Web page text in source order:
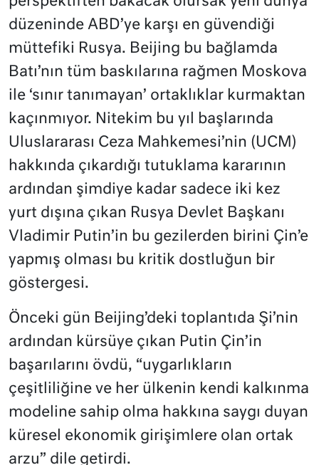
düzeninde ABD’ye karşı en güvendiği
müttefiki Rusya. Beijing bu bağlamda
Batı’nın tüm baskılarına rağmen Moskova
ile ‘sınır tanımayan’ ortaklıklar kurmaktan
kaçınmıyor. Nitekim bu yıl başlarında
Uluslararası Ceza Mahkemesi’nin (UCM)
hakkında çıkardığı tutuklama kararının
ardından şimdiye kadar sadece iki kez
yurt dışına çıkan Rusya Devlet Başkanı
Vladimir Putin’in bu gezilerden birini Çin’e
yapmış olması bu kritik dostluğun bir
göstergesi.
Önceki gün Beijing’deki toplantıda Şi’nin
ardından kürsüye çıkan Putin Çin’in
başarılarını övdü, “uygarlıkların
çeşitliliğine ve her ülkenin kendi kalkınma
modeline sahip olma hakkına saygı duyan
küresel ekonomik girişimlere olan ortak
arzu” dile getirdi.